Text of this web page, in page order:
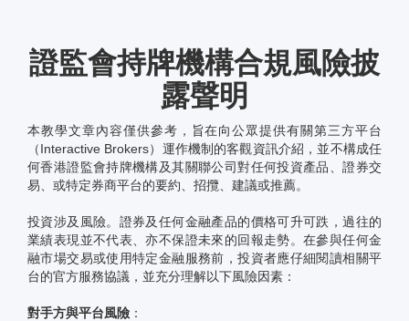
證監會持牌機構合規風險披
露聲明
本教學文章內容僅供參考，旨在向公眾提供有關第三方平台
（Interactive Brokers）運作機制的客觀資訊介紹，並不構成任
何香港證監會持牌機構及其關聯公司對任何投資產品、證券交
易、或特定券商平台的要約、招攬、建議或推薦。
投資涉及風險。證券及任何金融產品的價格可升可跌，過往的
業績表現並不代表、亦不保證未來的回報走勢。在參與任何金
融市場交易或使用特定金融服務前，投資者應仔細閱讀相關平
台的官方服務協議，並充分理解以下風險因素：
對手方與平台風險 ：